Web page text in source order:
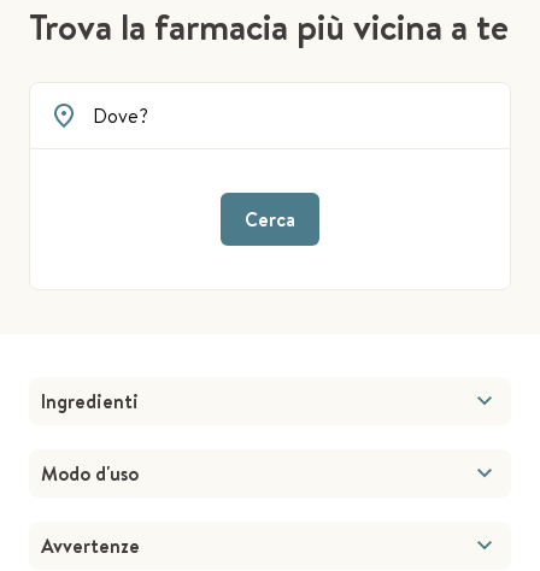
Trova la farmacia più vicina a te
Cerca
Ingredienti
Modo d'uso
Avvertenze